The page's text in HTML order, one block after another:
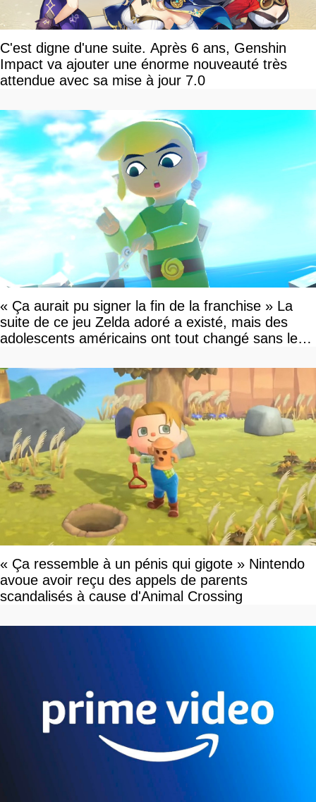
C'est digne d'une suite. Après 6 ans, Genshin
Impact va ajouter une énorme nouveauté très
attendue avec sa mise à jour 7.0
« Ça aurait pu signer la fin de la franchise » La
suite de ce jeu Zelda adoré a existé, mais des
adolescents américains ont tout changé sans le
« Ça ressemble à un pénis qui gigote » Nintendo
avoue avoir reçu des appels de parents
scandalisés à cause d'Animal Crossing